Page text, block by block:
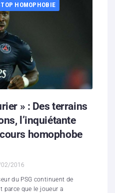
HOMOPHOBIE
» : Des terrains
l’inquiétante
homophobe
2016
du PSG continuent de
parce que le joueur a